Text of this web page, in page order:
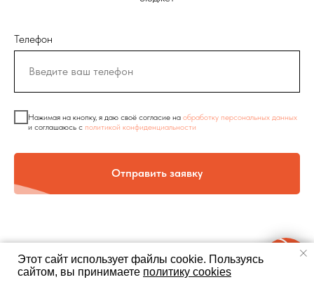
Телефон
Нажимая на кнопку, я даю своё согласие на обработку персональных данных
и соглашаюсь c политикой конфиденциальности
Отправить заявку
ЭТАПЫ РАБОТЫ
Этот сайт использует файлы cookie. Пользуясь
сайтом, вы принимаете политику cookies